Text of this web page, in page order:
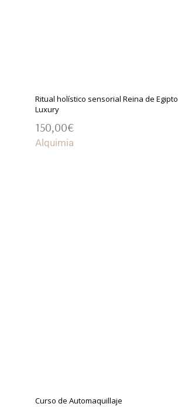
Ritual holístico sensorial Reina de Egipto
Luxury
150,00€
AÑADIR AL CARRITO
Alquimia
Curso de Automaquillaje